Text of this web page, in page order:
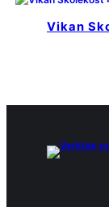
Vikan